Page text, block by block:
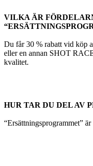
VILKA ÄR
Du får 30 % rabatt vid köp
eller en annan SHOT
kvalitet.
HUR TAR DU DEL AV
“Ersättningsprogrammet”